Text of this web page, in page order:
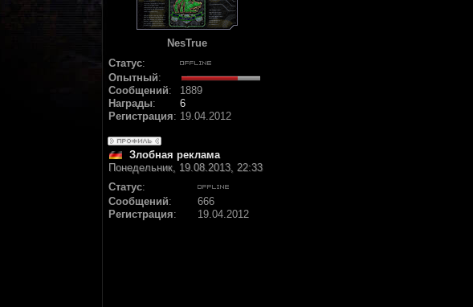
NesTrue
Статус:
Опытный:
Сообщений:
1889
Награды:
6
Регистрация: 19.04.2012
Злобная реклама
Понедельник, 19.08.2013, 22:33
Статус:
Сообщений:
666
Регистрация: 19.04.2012